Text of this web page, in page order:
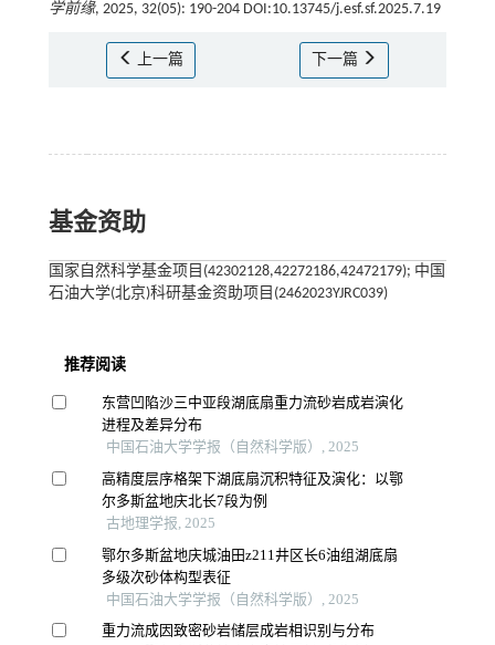
学前缘, 2025, 32(05): 190-204 DOI:10.13745/j.esf.sf.2025.7.19
上一篇 下一篇
基金资助
国家自然科学基金项目(42302128,42272186,42472179); 中国
石油大学(北京)科研基金资助项目(2462023YJRC039)